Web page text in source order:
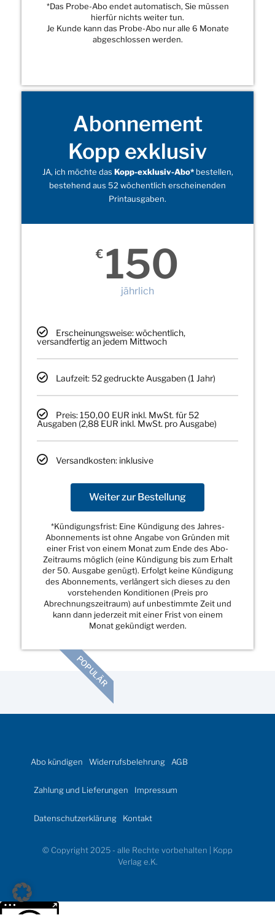
*Das Probe-Abo endet automatisch, Sie müssen
hierfür nichts weiter tun.
Je Kunde kann das Probe-Abo nur alle 6 Monate
abgeschlossen werden.
Abonnement
Kopp exklusiv
JA, ich möchte das Kopp-exklusiv-Abo*bestellen,
bestehend aus 52 wöchentlich erscheinenden
Printausgaben.
€ 150
jährlich
Erscheinungsweise: wöchentlich,
versandfertig an jedem Mittwoch
Laufzeit: 52 gedruckte Ausgaben (1 Jahr)
Preis: 150,00 EUR inkl. MwSt. für 52
Ausgaben (2,88 EUR inkl. MwSt. pro Ausgabe)
Versandkosten: inklusive
Weiter zur Bestellung
*Kündigungsfrist: Eine Kündigung des Jahres-
Abonnements ist ohne Angabe von Gründen mit
einer Frist von einem Monat zum Ende des Abo-
Zeitraums möglich (eine Kündigung bis zum Erhalt
der 50. Ausgabe genügt). Erfolgt keine Kündigung
des Abonnements, verlängert sich dieses zu den
vorstehenden Konditionen (Preis pro
Abrechnungszeitraum) auf unbestimmte Zeit und
kann dann jederzeit mit einer Frist von einem
Monat gekündigt werden.
POPULÄR
Abo kündigen Widerrufsbelehrung AGB
Zahlung und Lieferungen Impressum
Datenschutzerklärung Kontakt
© Copyright 2025 - alle Rechte vorbehalten | Kopp
Verlag e.K.
Weitere Informationen über den gesperrten Inhalt.